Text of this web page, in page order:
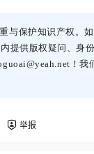
与保护知识产权。
提供版权疑问、身
！我
举报